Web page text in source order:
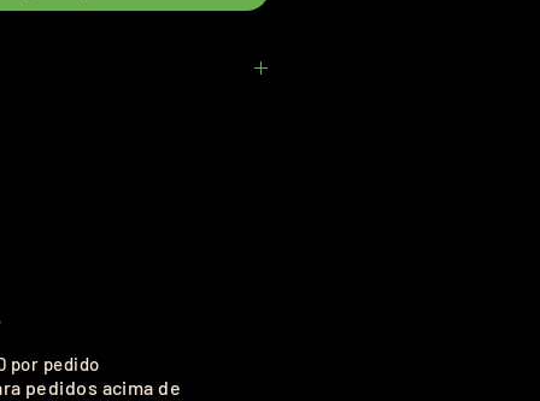
por pedido
pedidos acima de